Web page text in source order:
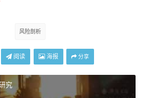
风险剖析
阅读 海报 分享
究